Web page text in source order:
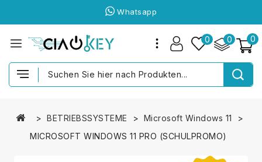
Whatsapp
0
0
0
BETRIEBSSYSTEME
Microsoft Windows 11
MICROSOFT WINDOWS 11 PRO (SCHULPROMO)